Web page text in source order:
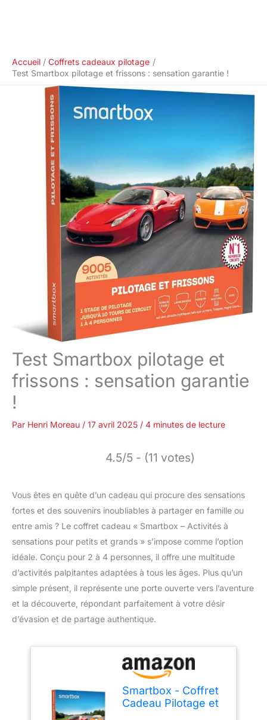
Accueil
Coffrets cadeaux pilotage
Test Smartbox pilotage et frissons : sensation garantie !
Test Smartbox pilotage et
frissons : sensation garantie
!
Par Henri Moreau / 17 avril 2025 / 4 minutes de lecture
4.5/5 - (11 votes)
Vous êtes en quête d’un cadeau qui procure des sensations
fortes et des souvenirs inoubliables à partager en famille ou
entre amis ? Le coffret cadeau « Smartbox – Activités à
sensations pour petits et grands » s’impose comme l’option
idéale. Conçu pour 2 à 4 personnes, il offre une multitude
d’activités palpitantes adaptées à tous les âges. Plus qu’un
simple présent, il représente une porte ouverte vers l’aventure
et la découverte, répondant parfaitement à votre désir
d’évasion et de partage authentique.
Smartbox - Coffret
Cadeau Pilotage et